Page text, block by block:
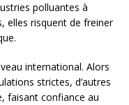
polluantes à
elles risquent de freiner
international. Alors
strictes, d’autres
faisant confiance au